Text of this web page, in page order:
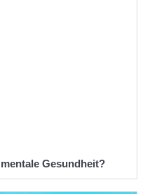
Gesundheit?